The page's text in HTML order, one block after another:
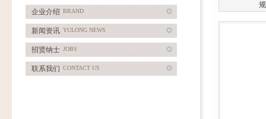
企业介绍 BRAND
新闻资讯 YULONG NEWS
招贤纳士 JOBS
联系我们 CONTACT US